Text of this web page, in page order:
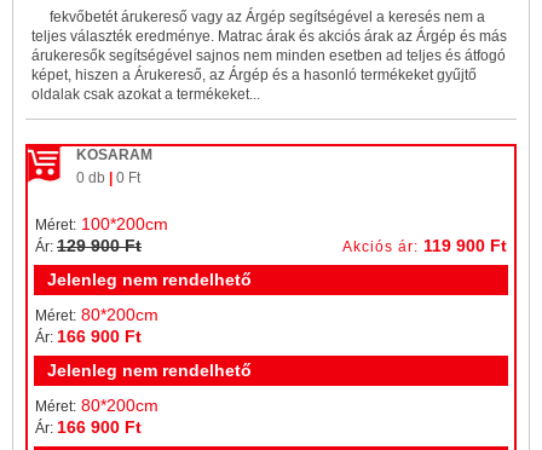
fekvőbetét árukereső vagy az Árgép segítségével a keresés nem a
teljes választék eredménye. Matrac árak és akciós árak az Árgép és más
árukeresők segítségével sajnos nem minden esetben ad teljes és átfogó
képet, hiszen a Árukereső, az Árgép és a hasonló termékeket gyűjtő
oldalak csak azokat a termékeket...
KOSARAM
0 db
0 Ft
Méret: 100*200cm
Ár: 129 900 Ft Akciós ár: 119 900 Ft
Jelenleg nem rendelhető
Méret: 80*200cm
Ár: 166 900 Ft
Jelenleg nem rendelhető
Méret: 80*200cm
Ár: 166 900 Ft